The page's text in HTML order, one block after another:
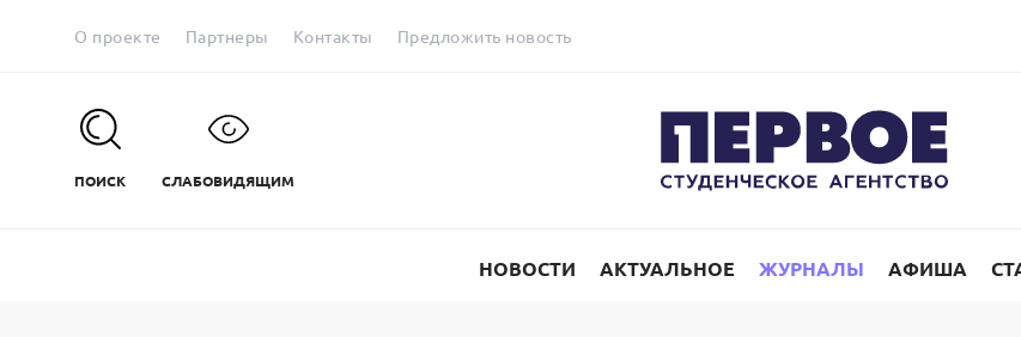
О проекте Партнеры Контакты Предложить новость
ПОИСК СЛАБОВИДЯЩИМ
НОВОСТИ АКТУАЛЬНОЕ ЖУРНАЛЫ АФИША